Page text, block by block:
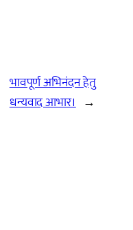
भावपूर्ण अभिनंदन हेतु
धन्यवाद आभार। →